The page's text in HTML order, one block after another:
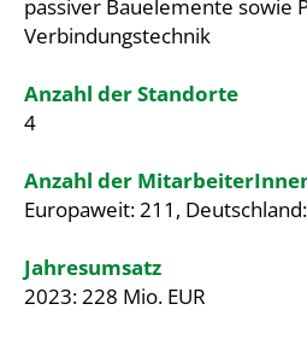
passiver Bauelemente sowie
Verbindungstechnik
Anzahl der Standorte
4
Anzahl der
Europaweit: 211,
Jahresumsatz
2023: 228 Mio. EUR